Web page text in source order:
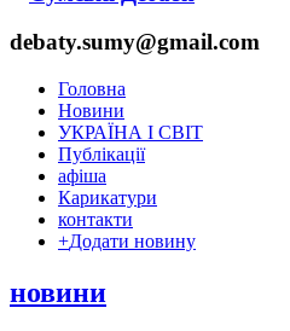
debaty.sumy@gmail.com
Головна
Новини
УКРАЇНА І СВІТ
Публікації
афіша
Карикатури
контакти
+Додати новину
новини